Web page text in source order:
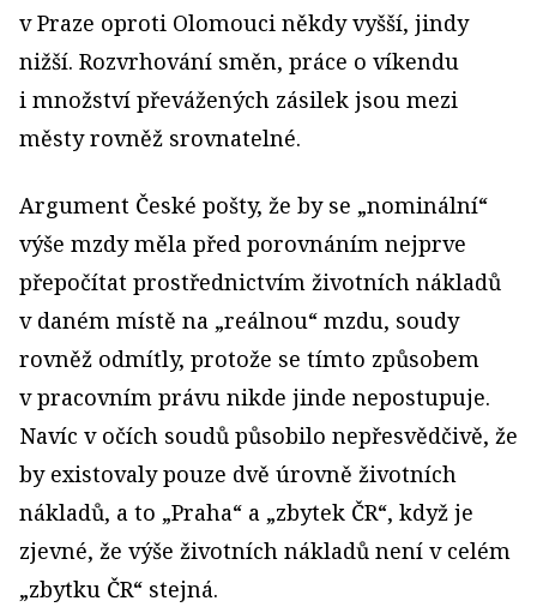
v Praze oproti Olomouci někdy vyšší, jindy
nižší. Rozvrhování směn, práce o víkendu
i množství převážených zásilek jsou mezi
městy rovněž srovnatelné.
Argument České pošty, že by se „nominální“
výše mzdy měla před porovnáním nejprve
přepočítat prostřednictvím životních nákladů
v daném místě na „reálnou“ mzdu, soudy
rovněž odmítly, protože se tímto způsobem
v pracovním právu nikde jinde nepostupuje.
Navíc v očích soudů působilo nepřesvědčivě, že
by existovaly pouze dvě úrovně životních
nákladů, a to „Praha“ a „zbytek ČR“, když je
zjevné, že výše životních nákladů není v celém
„zbytku ČR“ stejná.